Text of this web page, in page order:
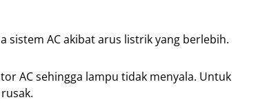
sistem AC akibat arus listrik yang berlebih.
AC sehingga lampu tidak menyala. Untuk